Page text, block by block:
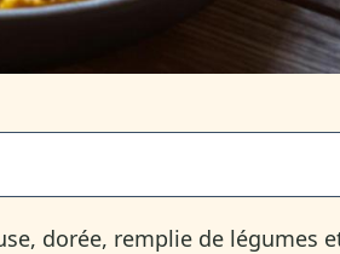
dorée, remplie de légumes